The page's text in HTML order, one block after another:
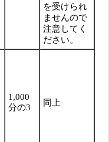
を受けられ
ませんので
注意してく
ださい。
1,000
分の3
同上